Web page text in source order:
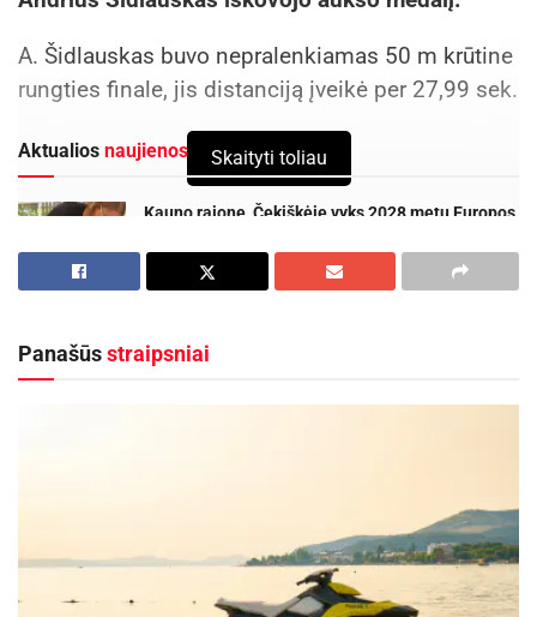
A. Šidlauskas buvo nepralenkiamas 50 m krūtine
rungties finale, jis distanciją įveikė per 27,99 sek.
Aktualios naujienos
Kauno rajone, Čekiškėje vyks 2028 metų Europos
2026-08-07
2026-08-04
Pasaulio jaunimo čempionate varžosi 14-17
metų amžiaus merginos bei 15-18 metų vaikinai.
A. Šidlauskas – vienintelis Lietuvos atstovas.
Skaityti toliau
Panašūsstraipsniai